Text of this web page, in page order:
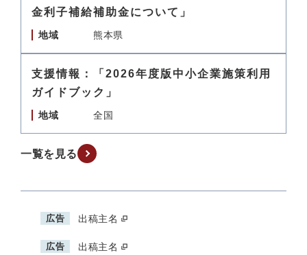
金利子補給補助金について」
地域 熊本県
支援情報：「2026年度版中小企業施策利用
ガイドブック」
地域 全国
一覧を見る
広告 出稿主名
広告 出稿主名